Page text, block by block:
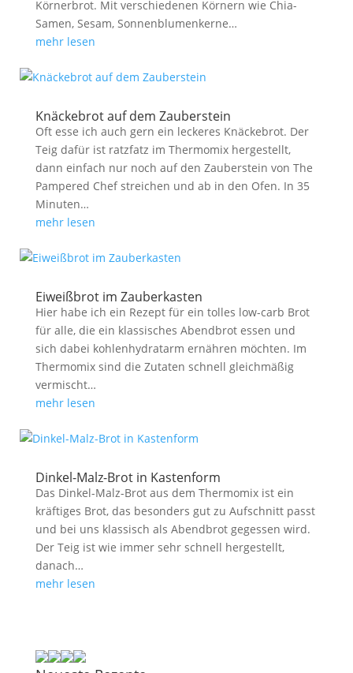
Körnerbrot. Mit verschiedenen Körnern wie Chia-
Samen, Sesam, Sonnenblumenkerne…
mehr lesen
Knäckebrot auf dem Zauberstein
Oft esse ich auch gern ein leckeres Knäckebrot. Der
Teig dafür ist ratzfatz im Thermomix hergestellt,
dann einfach nur noch auf den Zauberstein von The
Pampered Chef streichen und ab in den Ofen. In 35
Minuten…
mehr lesen
Eiweißbrot im Zauberkasten
Hier habe ich ein Rezept für ein tolles low-carb Brot
für alle, die ein klassisches Abendbrot essen und
sich dabei kohlenhydratarm ernähren möchten. Im
Thermomix sind die Zutaten schnell gleichmäßig
vermischt…
mehr lesen
Dinkel-Malz-Brot in Kastenform
Das Dinkel-Malz-Brot aus dem Thermomix ist ein
kräftiges Brot, das besonders gut zu Aufschnitt passt
und bei uns klassisch als Abendbrot gegessen wird.
Der Teig ist wie immer sehr schnell hergestellt,
danach…
mehr lesen